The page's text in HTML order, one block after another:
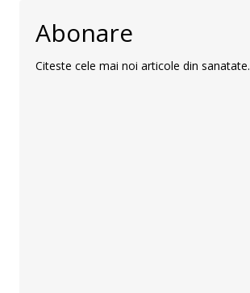
Abonare
Citeste cele mai noi articole din sanatate.